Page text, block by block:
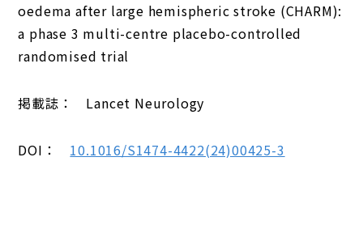
oedema after large hemispheric stroke (CHARM):
a phase 3 multi-centre placebo-controlled
randomised trial
掲載誌： Lancet Neurology
DOI： 10.1016/S1474-4422(24)00425-3